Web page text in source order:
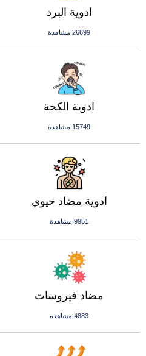
ادوية البرد
26699 مشاهدة
ادوية الكحة
15749 مشاهدة
ادوية مضاد حيوي
9951 مشاهدة
مضاد فيروسات
4883 مشاهدة